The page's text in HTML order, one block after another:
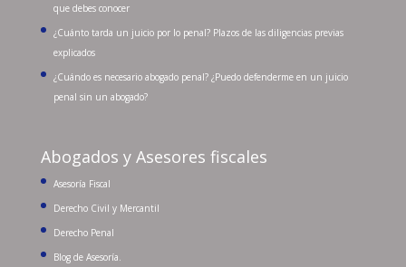
que debes conocer
¿Cuánto tarda un juicio por lo penal? Plazos de las diligencias previas
explicados
¿Cuándo es necesario abogado penal? ¿Puedo defenderme en un juicio
penal sin un abogado?
Abogados y Asesores fiscales
Asesoría Fiscal
Derecho Civil y Mercantil
Derecho Penal
Blog de Asesoría.